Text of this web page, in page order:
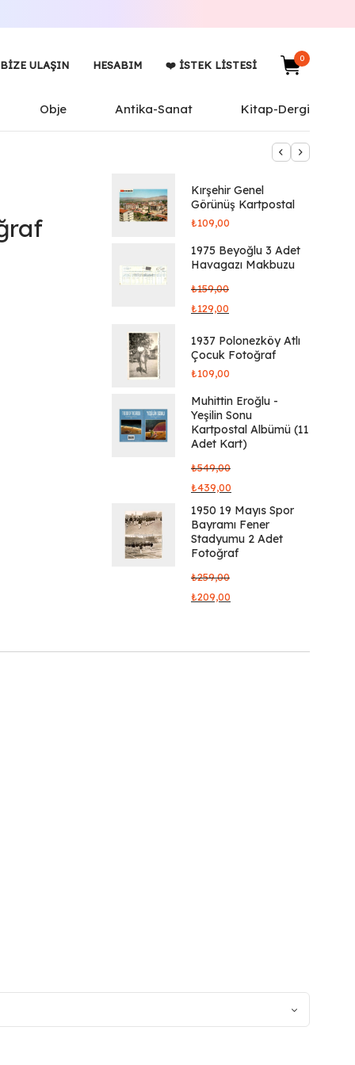
BIZE ULAŞIN HESABIM ❤️ İSTEK LISTESI
0
Obje Antika-Sanat Kitap-Dergi
Kırşehir Genel
Görünüş Kartpostal
₺109,00
1975 Beyoğlu 3 Adet
Havagazı Makbuzu
₺159,00
₺129,00
1937 Polonezköy Atlı
Çocuk Fotoğraf
₺109,00
Muhittin Eroğlu -
Yeşilin Sonu
Kartpostal Albümü (11
Adet Kart)
₺549,00
₺439,00
1950 19 Mayıs Spor
Bayramı Fener
Stadyumu 2 Adet
Fotoğraf
₺259,00
₺209,00